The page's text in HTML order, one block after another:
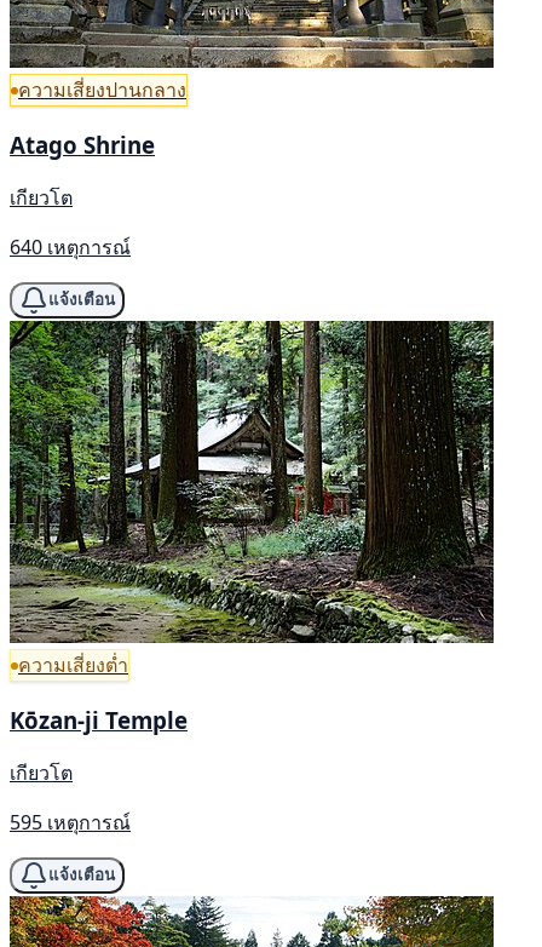
ความเสี่ยงปานกลาง
Atago Shrine
เกียวโต
640 เหตุการณ์
แจ้งเตือน
ความเสี่ยงต่ำ
Kōzan-ji Temple
เกียวโต
595 เหตุการณ์
แจ้งเตือน